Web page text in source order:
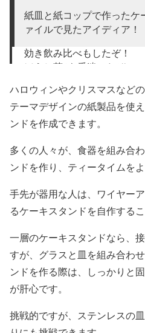
紙皿と紙コップで作ったケ
ァイルで見たアイディア！
効き飲み比べもしたぞ！
ほうじ茶が1番迷ったぞ！
最高に楽しかったぞ！
まだまだ楽しい年末は続く
pic.twitter.com/7hjaWuxN5J
ハロウィンやクリスマスなど
テーマデザインの紙製品を使
ンドを作成できます。
多くの人々が、食器を組み合
ンドを作り、ティータイムを
手先が器用な人は、ワイヤー
るケーキスタンドを自作するこ
一層のケーキスタンドなら、
すが、グラスと皿を組み合わ
ンドを作る際は、しっかりと
が肝心です。
挑戦的ですが、ステンレスの